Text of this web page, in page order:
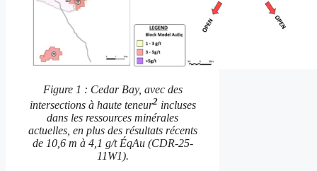
Figure 1 : Cedar Bay, avec des
intersections à haute teneur2 incluses
dans les ressources minérales
actuelles, en plus des résultats récents
de 10,6 m à 4,1 g/t ÉqAu (CDR-25-
11W1).